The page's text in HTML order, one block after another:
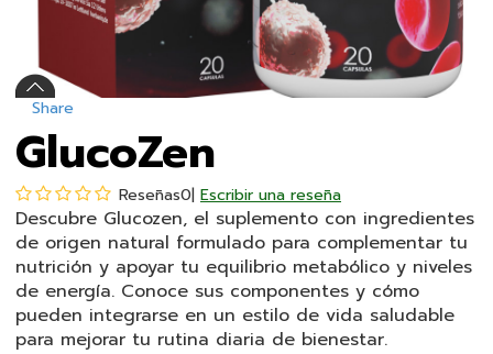
Share
GlucoZen
0
Reseñas | Escribir una reseña
Descubre Glucozen, el suplemento con ingredientes
de origen natural formulado para complementar tu
nutrición y apoyar tu equilibrio metabólico y niveles
de energía. Conoce sus componentes y cómo
pueden integrarse en un estilo de vida saludable
para mejorar tu rutina diaria de bienestar.